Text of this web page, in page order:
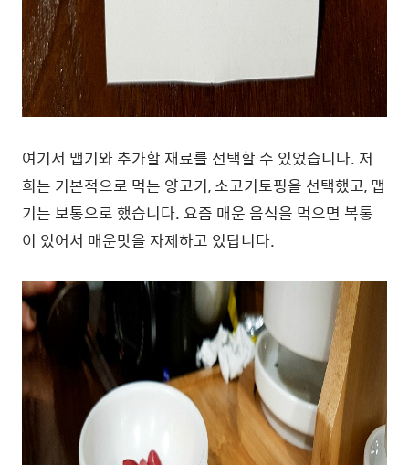
여기서 맵기와 추가할 재료를 선택할 수 있었습니다. 저
희는 기본적으로 먹는 양고기, 소고기토핑을 선택했고, 맵
기는 보통으로 했습니다. 요즘 매운 음식을 먹으면 복통
이 있어서 매운맛을 자제하고 있답니다.